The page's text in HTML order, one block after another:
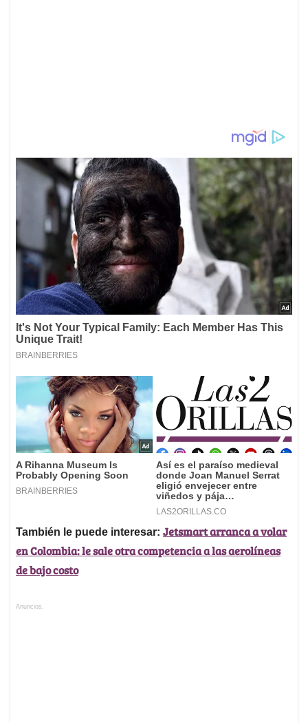
También le puede interesar: Jetsmart arranca a volar
en Colombia: le sale otra competencia a las aerolíneas
de bajo costo
Anuncios.